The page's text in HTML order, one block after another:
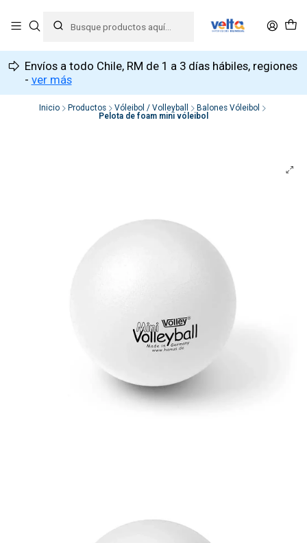
Envíos a todo Chile, RM de 1 a 3 días hábiles, regiones
- ver más
Inicio Productos Vóleibol / Volleyball
Balones Vóleibol
Pelota de foam mini vóleibol